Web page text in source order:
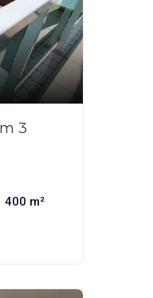
3
400 m²